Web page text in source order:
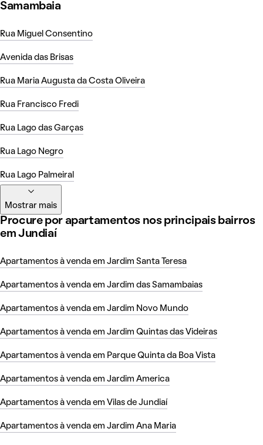
Samambaia
Rua Miguel Consentino
Avenida das Brisas
Rua Maria Augusta da Costa Oliveira
Rua Francisco Fredi
Rua Lago das Garças
Rua Lago Negro
Rua Lago Palmeiral
Mostrar mais
Procure por apartamentos nos principais bairros
em Jundiaí
Apartamentos à venda em Jardim Santa Teresa
Apartamentos à venda em Jardim das Samambaias
Apartamentos à venda em Jardim Novo Mundo
Apartamentos à venda em Jardim Quintas das Videiras
Apartamentos à venda em Parque Quinta da Boa Vista
Apartamentos à venda em Jardim America
Apartamentos à venda em Vilas de Jundiaí
Apartamentos à venda em Jardim Ana Maria